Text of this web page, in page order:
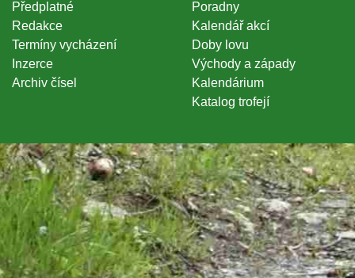
Předplatné
Redakce
Termíny vycházení
Inzerce
Archiv čísel
Poradny
Kalendář akcí
Doby lovu
Východy a západy
Kalendárium
Katalog trofejí